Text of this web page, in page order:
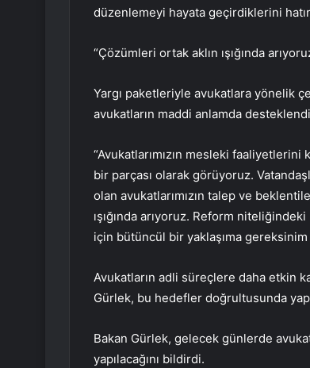
düzenlemeyi hayata geçirdiklerini
“Çözümleri ortak aklın ışığında
Yargı paketleriyle avukatlara yönelik
avukatların maddi anlamda
“Avukatlarımızın mesleki
bir parçası olarak görüyoruz.
olan avukatlarımızın talep ve
ışığında arıyoruz. Reform
için bütüncül bir yaklaşıma gereksinim
Avukatların adli süreçlere daha etkin
Gürlek, bu hedefler doğrultusunda
Bakan Gürlek, gelecek günlerde
yapılacağını bildirdi.